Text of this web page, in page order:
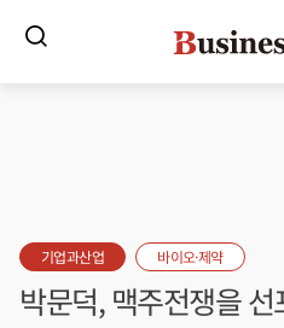
기업과산업 바이오·제약
박문덕, 맥주전쟁을 선